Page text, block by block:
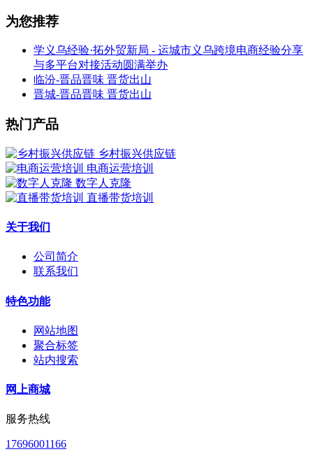
为您推荐
学义乌经验·拓外贸新局 - 运城市义乌跨境电商经验分享
与多平台对接活动圆满举办
临汾-晋品晋味 晋货出山
晋城-晋品晋味 晋货出山
热门产品
乡村振兴供应链
电商运营培训
数字人克隆
直播带货培训
关于我们
公司简介
联系我们
特色功能
网站地图
聚合标签
站内搜索
网上商城
服务热线
17696001166